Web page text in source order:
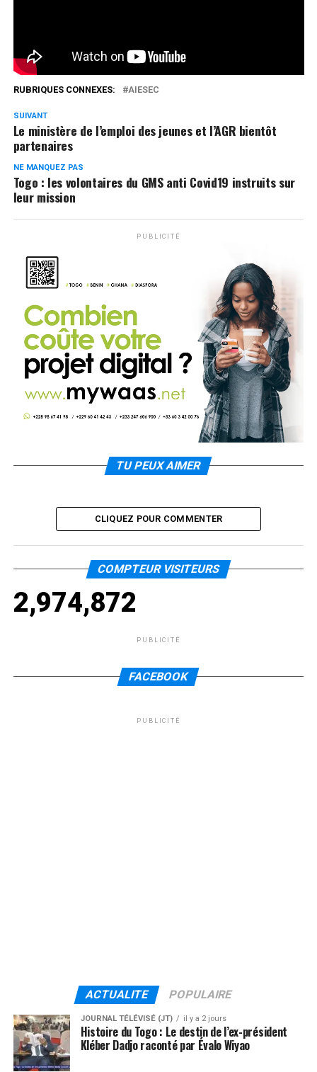
RUBRIQUES CONNEXES: AIESEC
SUIVANT
Le ministère de l’emploi des jeunes et l’AGR bientôt
partenaires
NE MANQUEZ PAS
Togo : les volontaires du GMS anti Covid19 instruits sur
leur mission
PUBLICITÉ
TU PEUX AIMER
CLIQUEZ POUR COMMENTER
COMPTEUR VISITEURS
2,974,872
PUBLICITÉ
FACEBOOK
PUBLICITÉ
ACTUALITE POPULAIRE
JOURNAL TÉLÉVISÉ (JT) il y a 2 jours
Histoire du Togo : Le destin de l’ex-président
Kléber Dadjo raconté par Évalo Wiyao